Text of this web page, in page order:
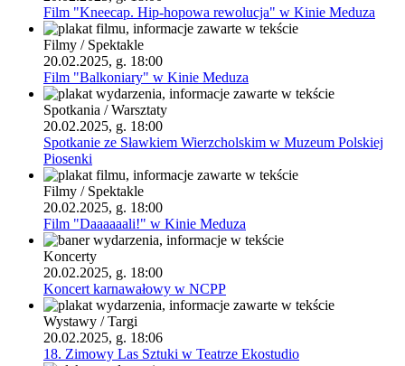
Film "Kneecap. Hip-hopowa rewolucja" w Kinie Meduza
Filmy / Spektakle
20.02.2025, g. 18:00
Film "Balkoniary" w Kinie Meduza
Spotkania / Warsztaty
20.02.2025, g. 18:00
Spotkanie ze Sławkiem Wierzcholskim w Muzeum Polskiej
Piosenki
Filmy / Spektakle
20.02.2025, g. 18:00
Film "Daaaaaali!" w Kinie Meduza
Koncerty
20.02.2025, g. 18:00
Koncert karnawałowy w NCPP
Wystawy / Targi
20.02.2025, g. 18:06
18. Zimowy Las Sztuki w Teatrze Ekostudio